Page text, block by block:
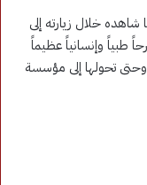
خلال زيارته إلى
وإنسانياً عظيماً
تحولها إلى مؤسسة